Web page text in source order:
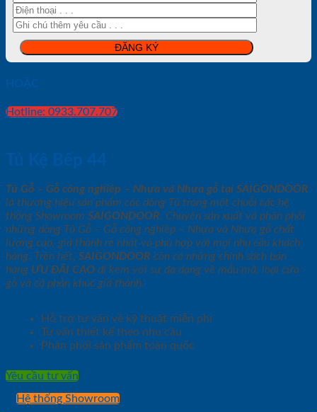
HOẶC
Hotline: 0933.707.707
Tủ Kệ Bếp 44
Tủ Gỗ – Gỗ công nghiêp – Nhựa và Nhựa gỗ tại SAIGONDOOR
là thương hiệu sản phẩm các dòng Tủ trong một chuỗi các hệ
thống Showroom SAIGONDOOR. Chuyên sản xuất và phân phối
những dòng Tủ Gỗ – Gỗ công nghiêp – Nhựa và Nhựa gỗ chất
lượng cao, giá thành rẻ nhất và phù hợp với mọi nhu cầu khách
hàng. Trên hết, SAIGONDOOR còn có những chính sách bán
hàng ƯU ĐÃI CAO đi kèm với sự đa dạng về mẫu mã, loại cửa
gỗ và cả phân khúc giá thành.
Hỗ trợ tư vấn về kỹ thuật miễn phí
Tư vấn thiết kế theo nhu cầu
Phân phối sản phẩm toàn quốc
Yêu cầu tư vấn
Hệ thống Showroom